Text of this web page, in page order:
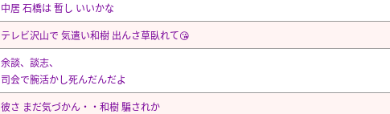
中居 石橋は 暫し いいかな
テレビ沢山で 気遣い和樹 出んさ草臥れて😘
余談、談志、
司会で腕活かし死んだんだよ
彼さ まだ気づかん・・和樹 騙されか